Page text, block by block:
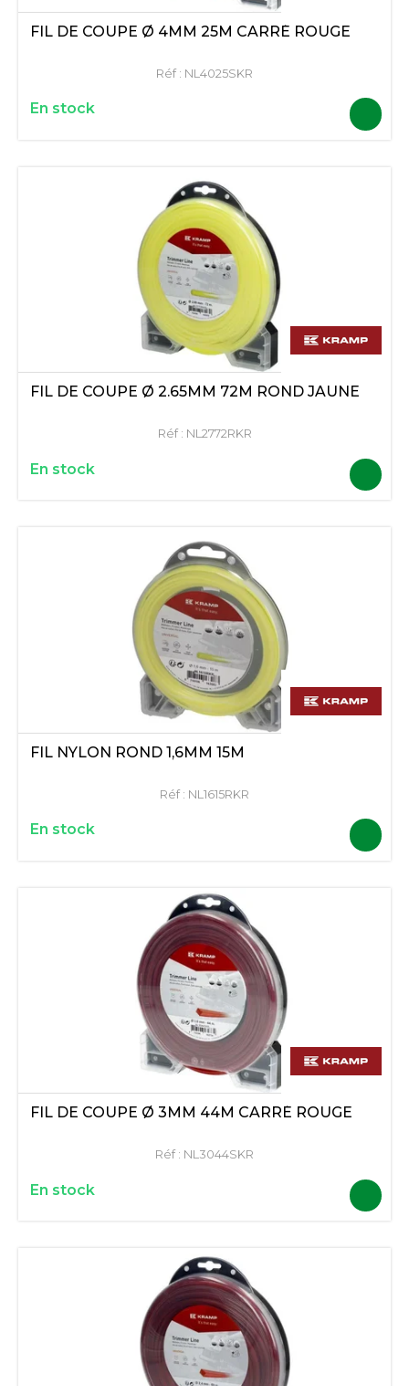
FIL DE COUPE Ø 4MM 25M CARRÉ ROUGE
Réf : NL4025SKR
En stock
FIL DE COUPE Ø 2.65MM 72M ROND JAUNE
Réf : NL2772RKR
En stock
FIL NYLON ROND 1,6MM 15M
Réf : NL1615RKR
En stock
FIL DE COUPE Ø 3MM 44M CARRÉ ROUGE
Réf : NL3044SKR
En stock